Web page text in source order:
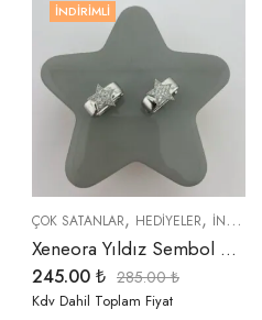
,KÜPELER,TREND ÜRÜNLER
İNDIRIMLI
ÇOK SATANLAR,HEDIYELER,İNDIRIMLI ÜRÜNLER
Xeneora Yıldız Sembol Gümüş Renk Küpe
245.00₺ 285.00₺
Kdv Dahil Toplam Fiyat